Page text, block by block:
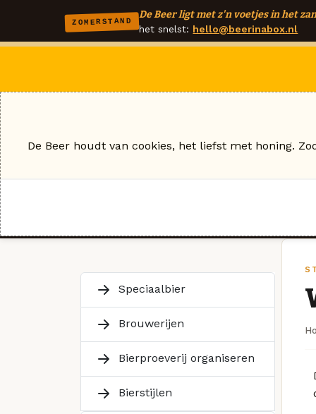
ZOMERSTAND
De Beer ligt met z'n voetjes in het
het snelst: hello@beerinabox.nl
Speciaalbier
Brouwerijen
Bierproeverij organiseren
Bierstijlen
De Beer houdt van cookies, het liefst met honing.